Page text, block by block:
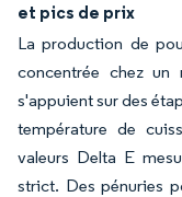
et pics de prix
La production de
concentrée chez un
s'appuient sur des
température de
valeurs Delta E
strict. Des pénuries